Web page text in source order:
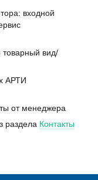
входной
товарный вид/
АРТИ
от менеджера
раздела Контакты